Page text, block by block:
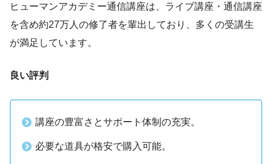
ヒューマンアカデミー通信講座は、ライブ講座・通信講座
を含め約27万人の修了者を輩出しており、多くの受講生
が満足しています。
良い評判
講座の豊富さとサポート体制の充実。
必要な道具が格安で購入可能。